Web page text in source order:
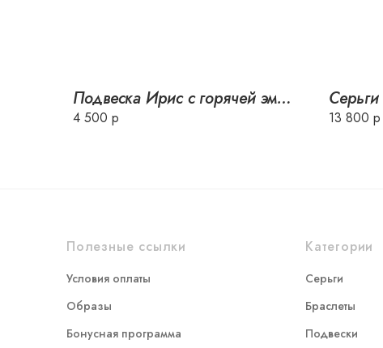
Подвеска Ирис с горячей эмалью
4 500 р 13 800 р
Полезные ссылки
Условия оплаты
Образы
Бонусная программа
Категории
Серьги
Браслеты
Подвески